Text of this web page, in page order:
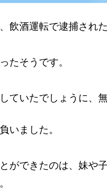
飲酒運転で逮捕され
たそうです。
ていたでしょうに、
いました。
ができたのは、妹や